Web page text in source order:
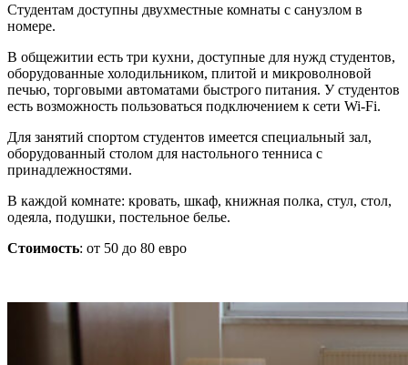
Студентам доступны двухместные комнаты с санузлом в
номере.
В общежитии есть три кухни, доступные для нужд студентов,
оборудованные холодильником, плитой и микроволновой
печью, торговыми автоматами быстрого питания. У студентов
есть возможность пользоваться подключением к сети Wi-Fi.
Для занятий спортом студентов имеется специальный зал,
оборудованный столом для настольного тенниса с
принадлежностями.
В каждой комнате: кровать, шкаф, книжная полка, стул, стол,
одеяла, подушки, постельное белье.
Стоимость: от 50 до 80 евро